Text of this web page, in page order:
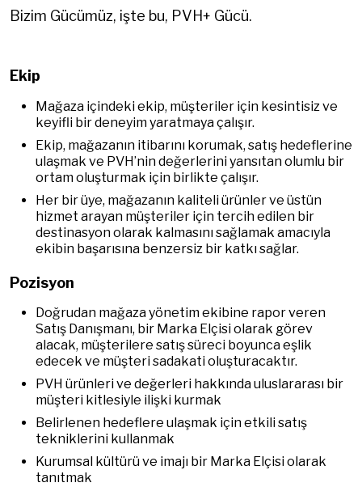
Bizim Gücümüz, işte bu, PVH+ Gücü.
Ekip
Mağaza içindeki ekip, müşteriler için kesintisiz ve
keyifli bir deneyim yaratmaya çalışır.
Ekip, mağazanın itibarını korumak, satış hedeflerine
ulaşmak ve PVH’nin değerlerini yansıtan olumlu bir
ortam oluşturmak için birlikte çalışır.
Her bir üye, mağazanın kaliteli ürünler ve üstün
hizmet arayan müşteriler için tercih edilen bir
destinasyon olarak kalmasını sağlamak amacıyla
ekibin başarısına benzersiz bir katkı sağlar.
Pozisyon
Doğrudan mağaza yönetim ekibine rapor veren
Satış Danışmanı, bir Marka Elçisi olarak görev
alacak, müşterilere satış süreci boyunca eşlik
edecek ve müşteri sadakati oluşturacaktır.
PVH ürünleri ve değerleri hakkında uluslararası bir
müşteri kitlesiyle ilişki kurmak
Belirlenen hedeflere ulaşmak için etkili satış
tekniklerini kullanmak
Kurumsal kültürü ve imajı bir Marka Elçisi olarak
tanıtmak